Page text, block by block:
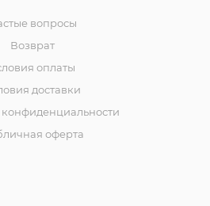
вопросы
Возврат
оплаты
доставки
оферта